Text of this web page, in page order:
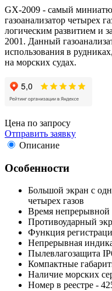
GX-2009 - самый
газоанализатор четырех
логическим развитием и
2001. Данный
использования в
на морских судах.
Цена по запросу
Отправить заявку
Описание
Особенности
Большой экран с
четырех газов
Время непрерывной
Противоударный
Функция
Непрерывная
Пылевлагозащита
Компактные
Наличие морских
Номер в реестре -